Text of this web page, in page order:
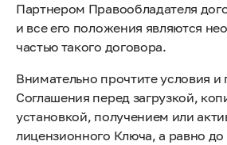
Партнером Правообладателя
и все его положения являются
частью такого договора.
Внимательно прочтите условия
Соглашения перед загрузкой,
установкой, получением или
лицензионного Ключа, а равно до